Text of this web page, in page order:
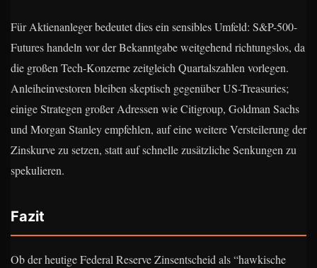
Für Aktienanleger bedeutet dies ein sensibles Umfeld: S&P-500-
Futures handeln vor der Bekanntgabe weitgehend richtungslos, da
die großen Tech-Konzerne zeitgleich Quartalszahlen vorlegen.
Anleiheinvestoren bleiben skeptisch gegenüber US-Treasuries;
einige Strategen großer Adressen wie Citigroup, Goldman Sachs
und Morgan Stanley empfehlen, auf eine weitere Versteilerung der
Zinskurve zu setzen, statt auf schnelle zusätzliche Senkungen zu
spekulieren.
Fazit
Ob der heutige Federal Reserve Zinsentscheid als “hawkische